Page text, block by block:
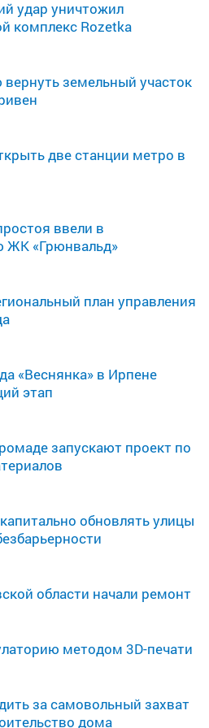
удар уничтожил
комплекс Rozetka
земельный участок
две станции метро в
ввели в
ЖК «Грюнвальд»
план управления
«Веснянка» в Ирпене
этап
запускают проект по
обновлять улицы
области начали ремонт
методом 3D-печати
за самовольный захват
дома